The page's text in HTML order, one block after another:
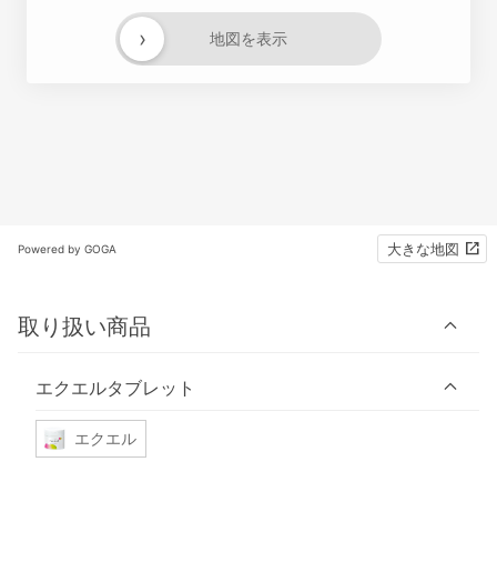
地図を表示
›
Powered by GOGA 大きな地図
取り扱い商品
エクエルタブレット
エクエル